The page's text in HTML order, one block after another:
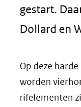
gestart.
Dollard en
Op deze
worden
rifelementen